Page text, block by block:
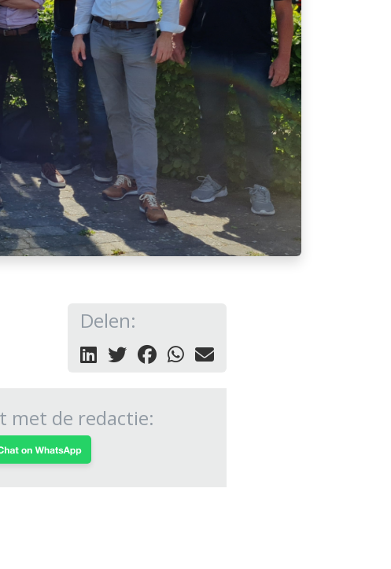
Delen:
met de redactie: